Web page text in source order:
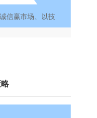
信赢市场、以技